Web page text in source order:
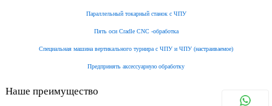
Параллельный токарный станок с ЧПУ
Пять оси Cradle CNC -обработка
Специальная машина вертикального турнира с ЧПУ и ЧПУ (настраиваемое)
Предпринять аксессуарную обработку
Наше преимущество